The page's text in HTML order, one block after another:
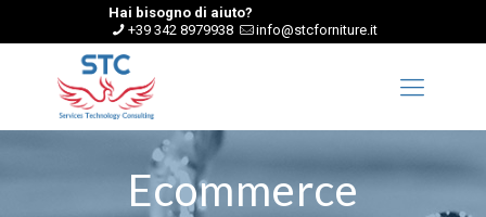
Hai bisogno di aiuto?
+39 342 8979938
info@stcforniture.it
Ecommerce